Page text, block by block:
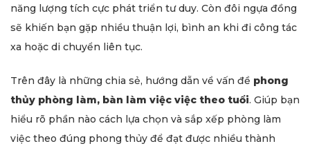
năng lượng tích cực phát triển tư duy. Còn đôi ngựa đồng
sẽ khiến bạn gặp nhiều thuận lợi, bình an khi đi công tác
xa hoặc di chuyển liên tục.
Trên đây là những chia sẻ, hướng dẫn về vấn đề phong
thủy phòng làm, bàn làm việc việc theo tuổi. Giúp bạn
hiểu rõ phần nào cách lựa chọn và sắp xếp phòng làm
việc theo đúng phong thủy để đạt được nhiều thành